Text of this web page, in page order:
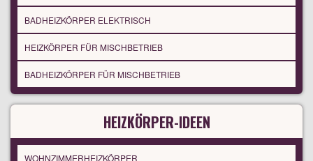
BADHEIZKÖRPER ELEKTRISCH
HEIZKÖRPER FÜR MISCHBETRIEB
BADHEIZKÖRPER FÜR MISCHBETRIEB
HEIZKÖRPER-IDEEN
WOHNZIMMERHEIZKÖRPER